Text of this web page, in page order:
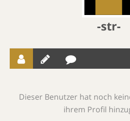
-str-
Dieser Benutzer hat noch
ihrem Profil